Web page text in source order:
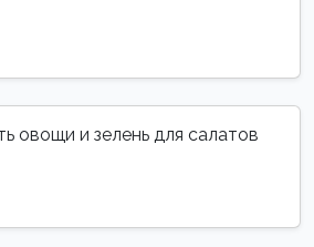
овощи и зелень для салатов